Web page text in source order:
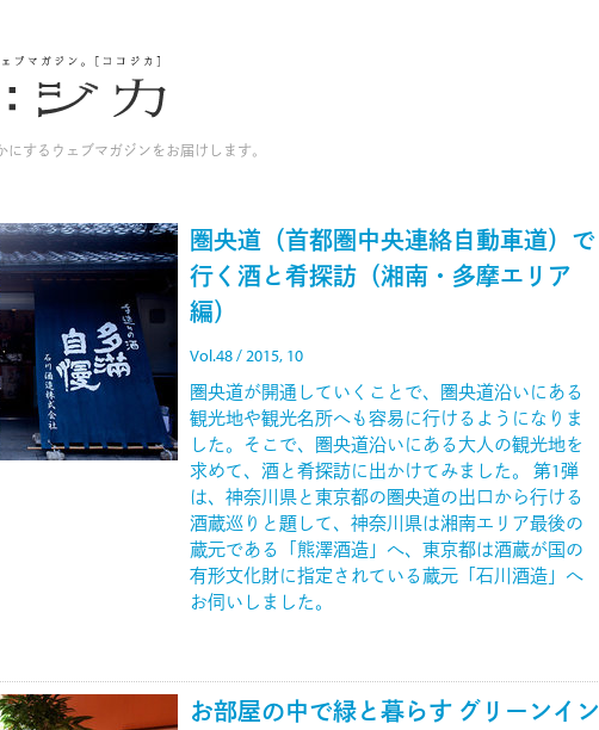
するウェブマガジンをお届けします。
圏央道（首都圏中央連絡自動車道）で
行く酒と肴探訪（湘南・多摩エリア
編）
Vol.48 / 2015, 10
圏央道が開通していくことで、圏央道沿いにある
観光地や観光名所へも容易に行けるようになりま
した。そこで、圏央道沿いにある大人の観光地を
求めて、酒と肴探訪に出かけてみました。 第1弾
は、神奈川県と東京都の圏央道の出口から行ける
酒蔵巡りと題して、神奈川県は湘南エリア最後の
蔵元である「熊澤酒造」へ、東京都は酒蔵が国の
有形文化財に指定されている蔵元「石川酒造」へ
お伺いしました。
お部屋の中で緑と暮らす グリーンイン